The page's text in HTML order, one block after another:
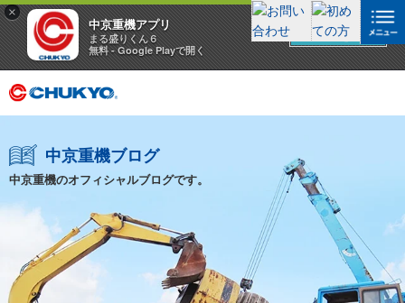
×
中京重機アプリ
まる盛りくん６
無料 - Google Playで開く
アプリを見る
中京重機ブログ
中京重機のオフィシャルブログです。